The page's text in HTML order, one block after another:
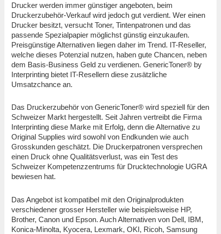
Drucker werden immer günstiger angeboten, beim
Druckerzubehör-Verkauf wird jedoch gut verdient. Wer einen
Drucker besitzt, versucht Toner, Tintenpatronen und das
passende Spezialpapier möglichst günstig einzukaufen.
Preisgünstige Alternativen liegen daher im Trend. IT-Reseller,
welche dieses Potenzial nutzen, haben gute Chancen, neben
dem Basis-Business Geld zu verdienen. GenericToner® by
Interprinting bietet IT-Resellern diese zusätzliche
Umsatzchance an.
Das Druckerzubehör von GenericToner® wird speziell für den
Schweizer Markt hergestellt. Seit Jahren vertreibt die Firma
Interprinting diese Marke mit Erfolg, denn die Alternative zu
Original Supplies wird sowohl von Endkunden wie auch
Grosskunden geschätzt. Die Druckerpatronen versprechen
einen Druck ohne Qualitätsverlust, was ein Test des
Schweizer Kompetenzzentrums für Drucktechnologie UGRA
bewiesen hat.
Das Angebot ist kompatibel mit den Originalprodukten
verschiedener grosser Hersteller wie beispielsweise HP,
Brother, Canon und Epson. Auch Alternativen von Dell, IBM,
Konica-Minolta, Kyocera, Lexmark, OKI, Ricoh, Samsung